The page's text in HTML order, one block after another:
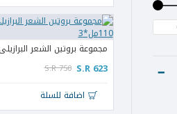
S.R 623
S.R 750
اضافة للسلة